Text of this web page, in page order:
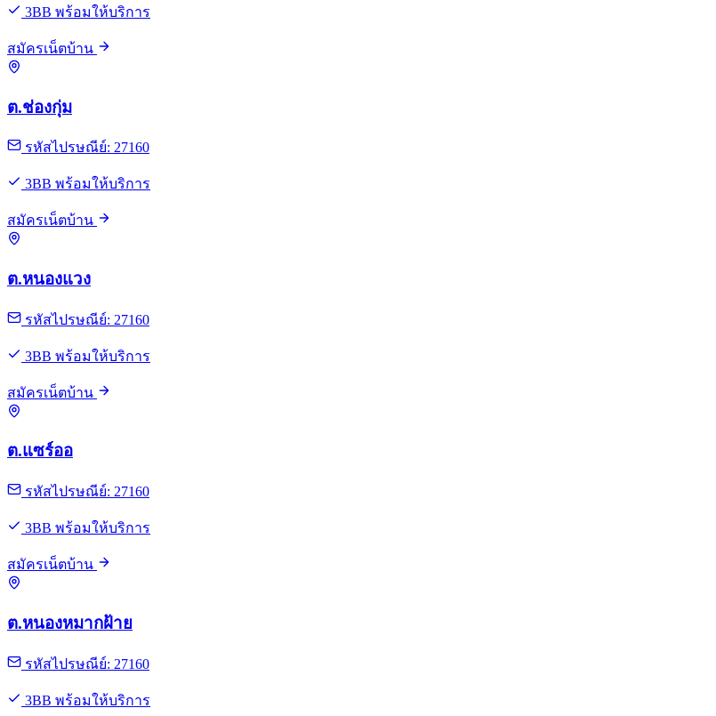
3BB พร้อมให้บริการ
สมัครเน็ตบ้าน
ต.ช่องกุ่ม
รหัสไปรษณีย์: 27160
3BB พร้อมให้บริการ
สมัครเน็ตบ้าน
ต.หนองแวง
รหัสไปรษณีย์: 27160
3BB พร้อมให้บริการ
สมัครเน็ตบ้าน
ต.แซร์ออ
รหัสไปรษณีย์: 27160
3BB พร้อมให้บริการ
สมัครเน็ตบ้าน
ต.หนองหมากฝ้าย
รหัสไปรษณีย์: 27160
3BB พร้อมให้บริการ